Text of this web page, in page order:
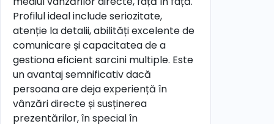
Profilul ideal include seriozitate,
atenție la detalii, abilități excelente de
comunicare și capacitatea de a
gestiona eficient sarcini multiple. Este
un avantaj semnificativ dacă
persoana are deja experiență în
vânzări directe și susținerea
prezentărilor, în special în